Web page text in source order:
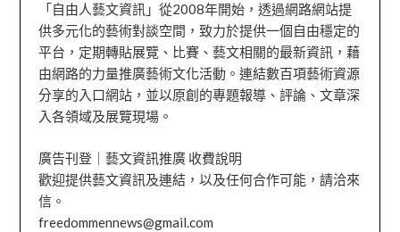
「自由人藝文資訊」從2008年開始，透過網路網站提
供多元化的藝術對談空間，致力於提供一個自由穩定的
平台，定期轉貼展覽、比賽、藝文相關的最新資訊，藉
由網路的力量推廣藝術文化活動。連結數百項藝術資源
分享的入口網站，並以原創的專題報導、評論、文章深
入各領域及展覽現場。
廣告刊登｜藝文資訊推廣 收費說明
歡迎提供藝文資訊及連結，以及任何合作可能，請洽來
信。
freedommennews@gmail.com